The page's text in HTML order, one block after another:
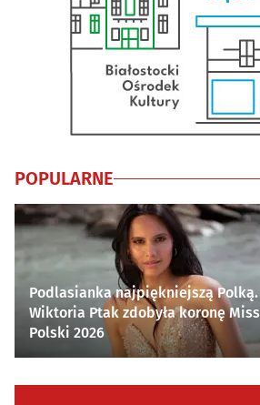
POPULARNE
Podlasianka najpiękniejszą Polką.
Wiktoria Ptak zdobyła koronę Miss
Polski 2026